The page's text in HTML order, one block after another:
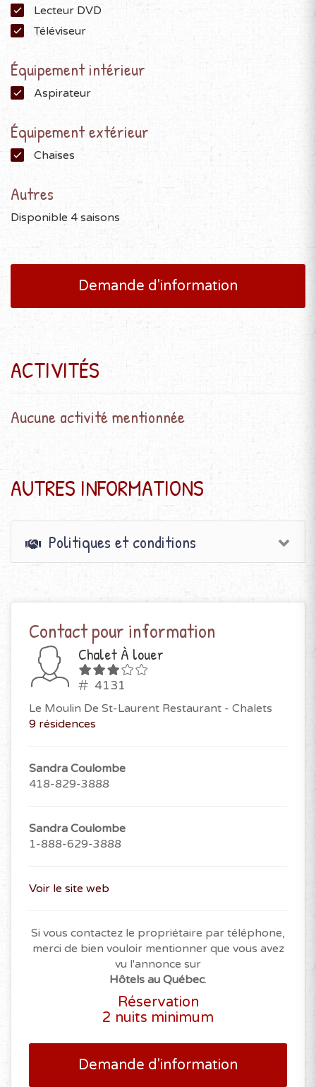
Lecteur DVD
Téléviseur
Équipement intérieur
Aspirateur
Équipement extérieur
Chaises
Autres
Disponible 4 saisons
Demande d'information
ACTIVITÉS
Aucune activité mentionnée
AUTRES INFORMATIONS
Politiques et conditions
Contact pour information
Chalet À louer
4131
Le Moulin De St-Laurent Restaurant - Chalets
9 résidences
Sandra Coulombe
418-829-3888
Sandra Coulombe
1-888-629-3888
Voir le site web
Si vous contactez le propriétaire par téléphone,
merci de bien vouloir mentionner que vous avez
vu l'annonce sur
Hôtels au Québec.
Réservation
2 nuits minimum
Demande d'information